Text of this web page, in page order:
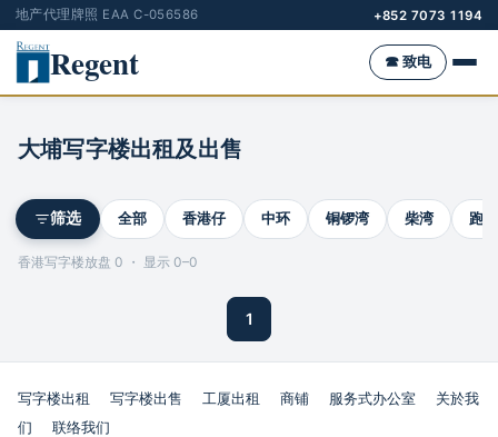
地产代理牌照 EAA C-056586 +852 7073 1194
Regent ☎ 致电
大埔写字楼出租及出售
筛选 全部 香港仔 中环 铜锣湾 柴湾 跑
香港写字楼放盘 0 ・ 显示 0–0
1
写字楼出租 写字楼出售 工厦出租 商铺 服务式办公室
关於我
们
联络我们